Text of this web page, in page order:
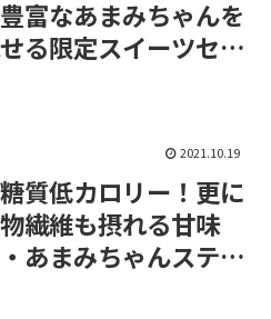
富なあまみちゃんを
る限定スイーツセッ
2021.10.19
質低カロリー！更に
繊維も摂れる甘味
あまみちゃんスティ